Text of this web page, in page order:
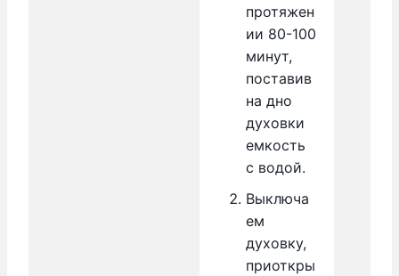
протяжен
ии 80-100
минут,
поставив
на дно
духовки
емкость
с водой.
Выключа
ем
духовку,
приоткры